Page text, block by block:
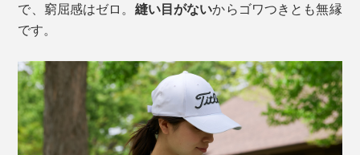
で、窮屈感はゼロ。 縫い目がないからゴワつきとも無縁
です。